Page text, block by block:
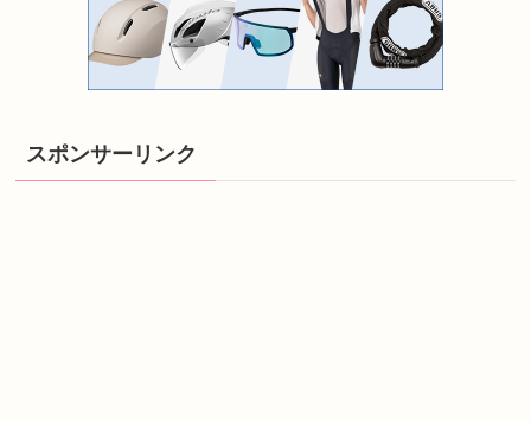
スポンサーリンク